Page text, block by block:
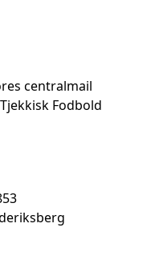
centralmail
Fodbold